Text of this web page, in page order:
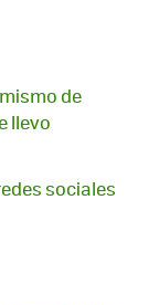
de
llevo
sociales